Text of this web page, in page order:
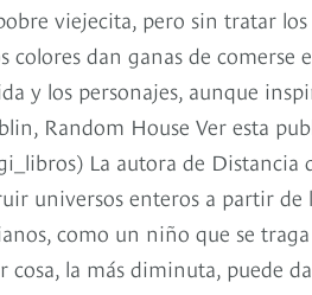
viejecita, pero sin tratar
colores dan ganas de
y los personajes, aunque
Random House Ver esta
La autora de Distancia
universos enteros a partir
como un niño que se
la más diminuta, puede